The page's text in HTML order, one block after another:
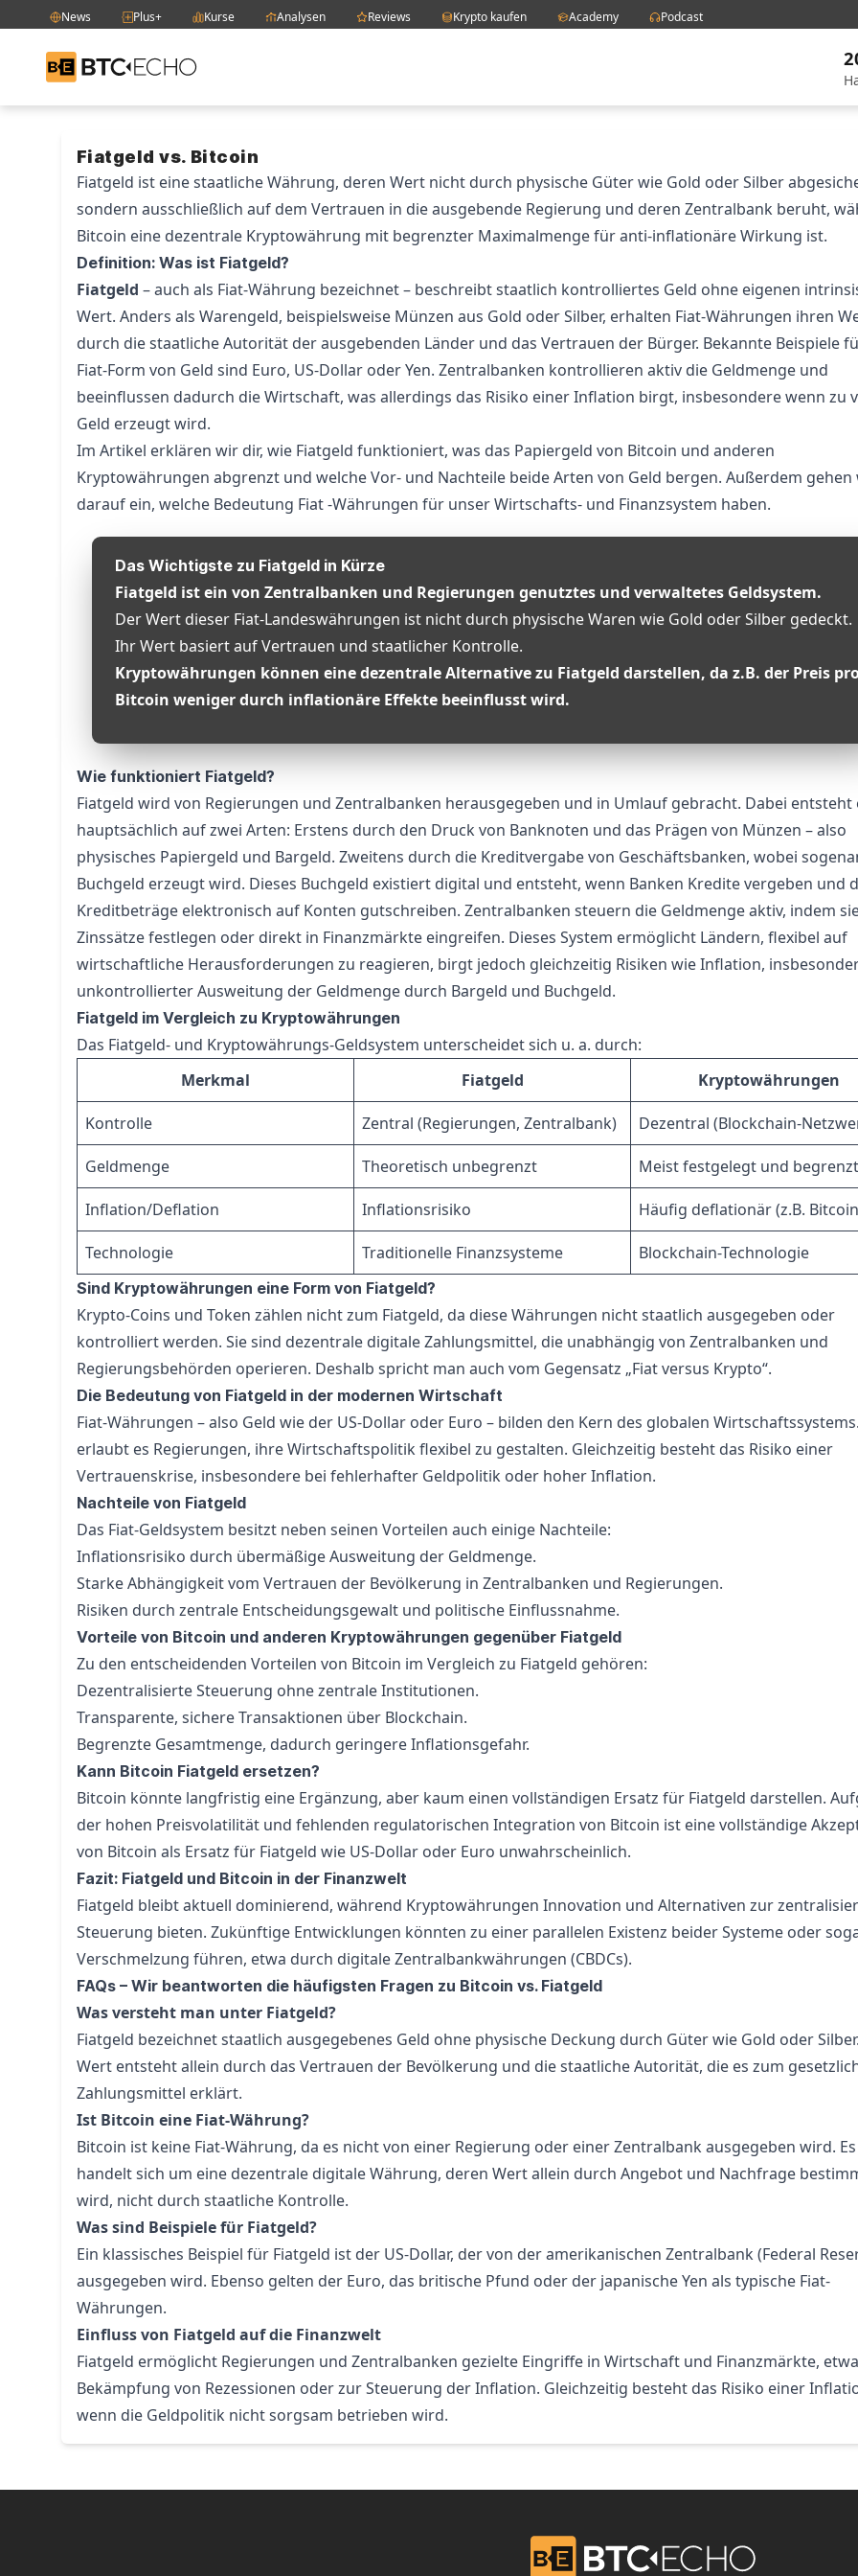
News Plus+ Kurse Analysen Reviews Krypto kaufen Academy Podcast
BTC-ECHO
Fiatgeld vs. Bitcoin
Fiatgeld ist eine staatliche Währung, deren Wert nicht durch physische Güter wie Gold oder Silber
sondern ausschließlich auf dem Vertrauen in die ausgebende Regierung und deren Zentralbank beruht,
Bitcoin eine dezentrale Kryptowährung mit begrenzter Maximalmenge für anti-inflationäre Wirkung ist.
Definition: Was ist Fiatgeld?
Fiatgeld – auch als Fiat-Währung bezeichnet – beschreibt staatlich kontrolliertes Geld ohne eigenen
Wert. Anders als Warengeld, beispielsweise Münzen aus Gold oder Silber, erhalten Fiat-Währungen ihren
durch die staatliche Autorität der ausgebenden Länder und das Vertrauen der Bürger. Bekannte Beispiele
Fiat-Form von Geld sind Euro, US-Dollar oder Yen. Zentralbanken kontrollieren aktiv die Geldmenge und
beeinflussen dadurch die Wirtschaft, was allerdings das Risiko einerInflation birgt, insbesondere wenn zu
Geld erzeugt wird.
Im Artikel erklären wir dir, wie Fiatgeld funktioniert, was das Papiergeld von Bitcoin und anderen
Kryptowährungen abgrenzt und welche Vor- und Nachteile beide Arten von Geld bergen. Außerdem gehen
darauf ein, welche Bedeutung Fiat -Währungen für unser Wirtschafts- und Finanzsystem haben.
Das Wichtigste zu Fiatgeld in Kürze
Fiatgeld ist ein von Zentralbanken und Regierungen genutztes und verwaltetes Geldsystem.
Der Wert dieser Fiat-Landeswährungen ist nicht durch physische Waren wie Gold oder Silber gedeckt.
Ihr Wert basiert auf Vertrauen und staatlicher Kontrolle.
Kryptowährungen können eine dezentrale Alternative zu Fiatgeld darstellen, da z.B. der Preis
Bitcoin weniger durch inflationäre Effekte beeinflusst wird.
Wie funktioniert Fiatgeld?
Fiatgeld wird von Regierungen und Zentralbanken herausgegeben und in Umlauf gebracht. Dabei entsteht
hauptsächlich auf zwei Arten: Erstens durch den Druck von Banknoten und das Prägen von Münzen – also
physisches Papiergeld und Bargeld. Zweitens durch die Kreditvergabe von Geschäftsbanken, wobei
Buchgeld erzeugt wird. Dieses Buchgeld existiert digital und entsteht, wenn Banken Kredite vergeben und
Kreditbeträge elektronisch auf Konten gutschreiben. Zentralbanken steuern die Geldmenge aktiv, indem
Zinssätze festlegen oder direkt in Finanzmärkte eingreifen. Dieses System ermöglicht Ländern, flexibel auf
wirtschaftliche Herausforderungen zu reagieren, birgt jedoch gleichzeitig Risiken wie Inflation,
unkontrollierter Ausweitung der Geldmenge durch Bargeld und Buchgeld.
Fiatgeld im Vergleich zu Kryptowährungen
Das Fiatgeld- und Kryptowährungs-Geldsystem unterscheidet sich u. a. durch:
Merkmal
Fiatgeld Kryptowährungen
Kontrolle Zentral (Regierungen, Zentralbank) Dezentral (Blockchain-
Geldmenge Theoretisch unbegrenzt Meist festgelegt und begrenzt
Inflation/Deflation Inflationsrisiko Häufig deflationär (z.B.
Technologie Traditionelle Finanzsysteme Blockchain-Technologie
Sind Kryptowährungen eine Form von Fiatgeld?
Krypto-Coins und Token zählen nicht zum Fiatgeld, da diese Währungen nicht staatlich ausgegeben oder
kontrolliert werden. Sie sind dezentrale digitale Zahlungsmittel, die unabhängig von Zentralbanken und
Regierungsbehörden operieren. Deshalb spricht man auch vom Gegensatz „Fiat versus Krypto“.
Die Bedeutung von Fiatgeld in der modernen Wirtschaft
Fiat-Währungen – also Geld wie der US-Dollar oder Euro – bilden den Kern des globalen
erlaubt es Regierungen, ihre Wirtschaftspolitik flexibel zu gestalten. Gleichzeitig besteht das Risiko einer
Vertrauenskrise, insbesondere bei fehlerhafter Geldpolitik oder hoher Inflation.
Nachteile von Fiatgeld
Das Fiat-Geldsystem besitzt neben seinen Vorteilen auch einige Nachteile:
Inflationsrisiko durch übermäßige Ausweitung der Geldmenge.
Starke Abhängigkeit vom Vertrauen der Bevölkerung in Zentralbanken und Regierungen.
Risiken durch zentrale Entscheidungsgewalt und politische Einflussnahme.
Vorteile von Bitcoin und anderen Kryptowährungen gegenüber Fiatgeld
Zu den entscheidenden Vorteilen von Bitcoin im Vergleich zu Fiatgeld gehören:
Dezentralisierte Steuerung ohne zentrale Institutionen.
Transparente, sichere Transaktionen über Blockchain.
Begrenzte Gesamtmenge, dadurch geringere Inflationsgefahr.
Kann Bitcoin Fiatgeld ersetzen?
Bitcoin könnte langfristig eine Ergänzung, aber kaum einen vollständigen Ersatz für Fiatgeld darstellen.
der hohen Preisvolatilität und fehlenden regulatorischen Integration von Bitcoin ist eine vollständige
von Bitcoin als Ersatz für Fiatgeld wie US-Dollar oder Euro unwahrscheinlich.
Fazit: Fiatgeld und Bitcoin in der Finanzwelt
Fiatgeld bleibt aktuell dominierend, während Kryptowährungen Innovation und Alternativen zur
Steuerung bieten. Zukünftige Entwicklungen könnten zu einer parallelen Existenz beider Systeme oder
Verschmelzung führen, etwa durch digitale Zentralbankwährungen (CBDCs).
FAQs – Wir beantworten die häufigsten Fragen zu Bitcoin vs. Fiatgeld
Was versteht man unter Fiatgeld?
Fiatgeld bezeichnet staatlich ausgegebenes Geld ohne physische Deckung durch Güter wie Gold oder
Wert entsteht allein durch das Vertrauen der Bevölkerung und die staatliche Autorität, die es zum
Zahlungsmittel erklärt.
Ist Bitcoin eine Fiat-Währung?
Bitcoin ist keine Fiat-Währung, da es nicht von einer Regierung oder einer Zentralbank ausgegeben wird. Es
handelt sich um eine dezentrale digitale Währung, deren Wert allein durch Angebot und Nachfrage
wird, nicht durch staatliche Kontrolle.
Was sind Beispiele für Fiatgeld?
Ein klassisches Beispiel für Fiatgeld ist der US-Dollar, der von der amerikanischen Zentralbank (Federal
ausgegeben wird. Ebenso gelten der Euro, das britische Pfund oder der japanische Yen als typische Fiat-
Währungen.
Einfluss von Fiatgeld auf die Finanzwelt
Fiatgeld ermöglicht Regierungen und Zentralbanken gezielte Eingriffe in Wirtschaft und Finanzmärkte,
Bekämpfung von Rezessionen oder zur Steuerung der Inflation. Gleichzeitig besteht das Risiko einer
wenn die Geldpolitik nicht sorgsam betrieben wird.